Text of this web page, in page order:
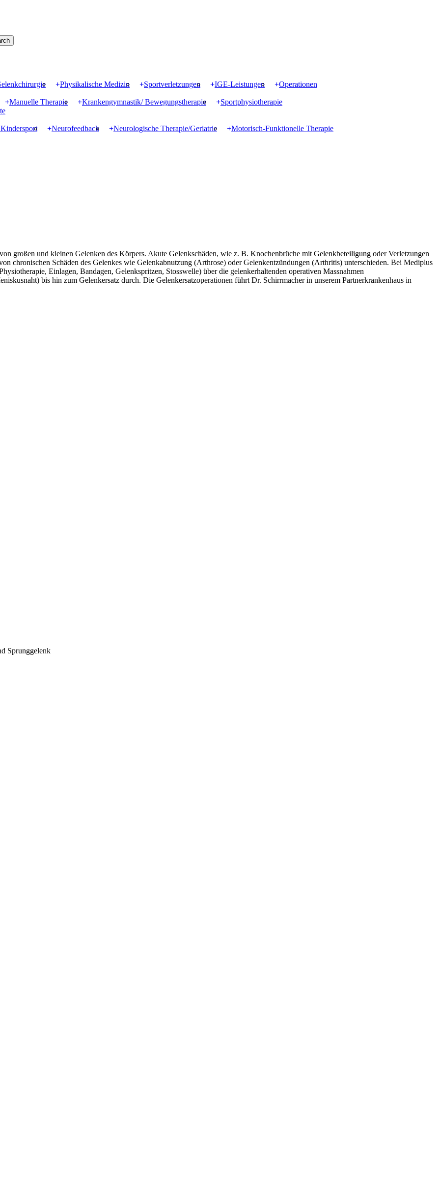
Physikalische Medizin Sportverletzungen IGE-Leistungen
Operationen
Manuelle Therapie Krankengymnastik/ Bewegungstherapie
Sportphysiotherapie
Neurofeedback Neurologische Therapie/Geriatrie
Motorisch-Funktionelle Therapie
großen und kleinen Gelenken des Körpers. Akute Gelenkschäden, wie z. B. Knochenbrüche mit Gelenkbeteiligung oder Verletzungen
chronischen Schäden des Gelenkes wie Gelenkabnutzung (Arthrose) oder Gelenkentzündungen (Arthritis) unterschieden. Bei Mediplus
Einlagen, Bandagen, Gelenkspritzen, Stosswelle) über die gelenkerhaltenden operativen Massnahmen
bis hin zum Gelenkersatz durch. Die Gelenkersatzoperationen führt Dr. Schirrmacher in unserem Partnerkrankenhaus in
Sprunggelenk